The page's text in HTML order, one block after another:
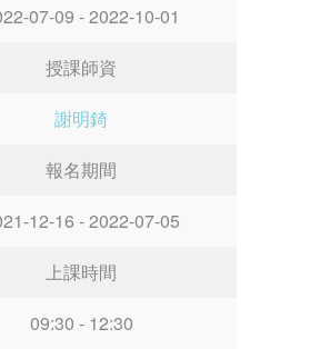
07-09 - 2022-10-01
授課師資
謝明錡
報名期間
12-16 - 2022-07-05
上課時間
09:30 - 12:30